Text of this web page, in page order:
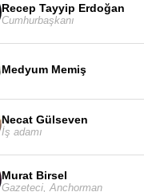
Recep Tayyip Erdoğan
Cumhurbaşkanı
Medyum Memiş
Necat Gülseven
İş adamı
Murat Birsel
Gazeteci, Anchorman